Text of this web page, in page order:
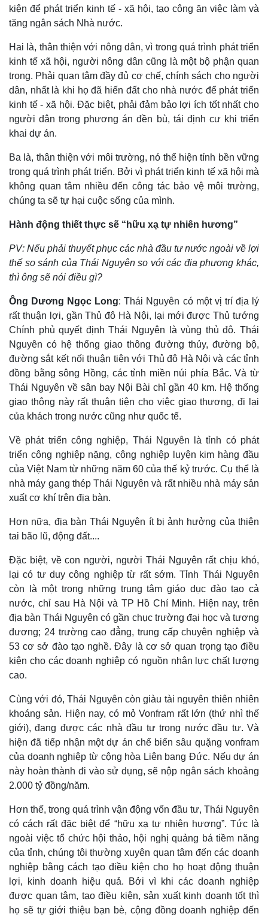
Kinh tế
Bất động sản
Khởi nghiệp
Thị trường
Giá vàng
Tiêu dùng
Tỷ giá
Chứng khoán
Giá cà phê
kiện để phát triển kinh tế - xã hội, tạo công ăn việc làm và
tăng ngân sách Nhà nước.
Hai là, thân thiện với nông dân, vì trong quá trình phát triển
kinh tế xã hội, người nông dân cũng là một bộ phận quan
trọng. Phải quan tâm đầy đủ cơ chế, chính sách cho người
dân, nhất là khi họ đã hiến đất cho nhà nước để phát triển
kinh tế - xã hội. Đặc biệt, phải đảm bảo lợi ích tốt nhất cho
người dân trong phương án đền bù, tái định cư khi triển
khai dự án.
Ba là, thân thiện với môi trường, nó thể hiện tính bền vững
trong quá trình phát triển. Bởi vì phát triển kinh tế xã hội mà
không quan tâm nhiều đến công tác bảo vệ môi trường,
chúng ta sẽ tự hại cuộc sống của mình.
Hành động thiết thực sẽ “hữu xạ tự nhiên hương”
PV: Nếu phải thuyết phục các nhà đầu tư nước ngoài về lợi
thế so sánh của Thái Nguyên so với các địa phương khác,
thì ông sẽ nói điều gì?
Ông Dương Ngọc Long: Thái Nguyên có một vị trí địa lý
rất thuận lợi, gần Thủ đô Hà Nội, lại mới được Thủ tướng
Chính phủ quyết định Thái Nguyên là vùng thủ đô. Thái
Nguyên có hệ thống giao thông đường thủy, đường bộ,
đường sắt kết nối thuận tiện với Thủ đô Hà Nội và các tỉnh
đồng bằng sông Hồng, các tỉnh miền núi phía Bắc. Và từ
Thái Nguyên về sân bay Nội Bài chỉ gần 40 km. Hệ thống
giao thông này rất thuận tiện cho việc giao thương, đi lại
của khách trong nước cũng như quốc tế.
Về phát triển công nghiệp, Thái Nguyên là tỉnh có phát
triển công nghiệp nặng, công nghiệp luyện kim hàng đầu
của Việt Nam từ những năm 60 của thế kỷ trước. Cụ thể là
nhà máy gang thép Thái Nguyên và rất nhiều nhà máy sản
xuất cơ khí trên địa bàn.
Hơn nữa, địa bàn Thái Nguyên ít bị ảnh hưởng của thiên
tai bão lũ, động đất....
Đặc biệt, về con người, người Thái Nguyên rất chịu khó,
lại có tư duy công nghiệp từ rất sớm. Tỉnh Thái Nguyên
còn là một trong những trung tâm giáo dục đào tạo cả
nước, chỉ sau Hà Nội và TP Hồ Chí Minh. Hiện nay, trên
địa bàn Thái Nguyên có gần chục trường đại học và tương
đương; 24 trường cao đẳng, trung cấp chuyên nghiệp và
53 cơ sở đào tạo nghề. Đây là cơ sở quan trọng tạo điều
kiện cho các doanh nghiệp có nguồn nhân lực chất lượng
cao.
Cùng với đó, Thái Nguyên còn giàu tài nguyên thiên nhiên
khoáng sản. Hiện nay, có mỏ Vonfram rất lớn (thứ nhì thế
giới), đang được các nhà đầu tư trong nước đầu tư. Và
hiện đã tiếp nhận một dự án chế biến sâu quặng vonfram
của doanh nghiệp từ cộng hòa Liên bang Đức. Nếu dự án
này hoàn thành đi vào sử dụng, sẽ nộp ngân sách khoảng
2.000 tỷ đồng/năm.
Hơn thế, trong quá trình vận động vốn đầu tư, Thái Nguyên
có cách rất đặc biệt để “hữu xạ tự nhiên hương”. Tức là
ngoài việc tổ chức hội thảo, hội nghị quảng bá tiềm năng
của tỉnh, chúng tôi thường xuyên quan tâm đến các doanh
nghiệp bằng cách tạo điều kiện cho họ hoạt động thuận
lợi, kinh doanh hiệu quả. Bởi vì khi các doanh nghiệp
được quan tâm, tạo điều kiện, sản xuất kinh doanh tốt thì
họ sẽ tự giới thiệu bạn bè, cộng đồng doanh nghiệp đến